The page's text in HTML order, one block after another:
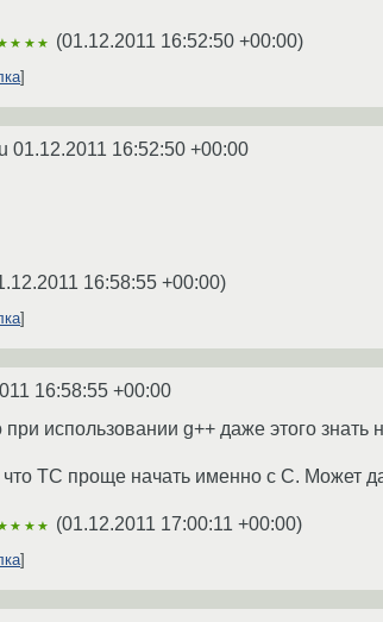
(01.12.2011 16:52:50 +00:00)
01.12.2011 16:52:50 +00:00
16:58:55 +00:00)
16:58:55 +00:00
использовании g++ даже этого знать
что ТС проще начать именно с С. Может
(01.12.2011 17:00:11 +00:00)